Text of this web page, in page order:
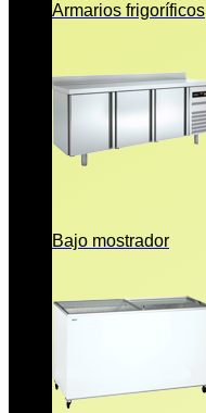
Armarios frigoríficos
Bajo mostrador